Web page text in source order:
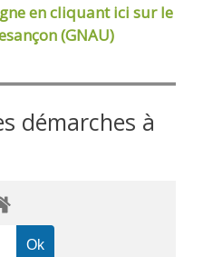
en cliquant ici sur le
(GNAU)
démarches à